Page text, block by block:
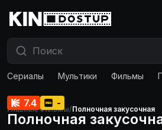
Сериалы Мультики Фильмы
Главная/Фильмы/Полночная закусочная
7.4 -
Полночная